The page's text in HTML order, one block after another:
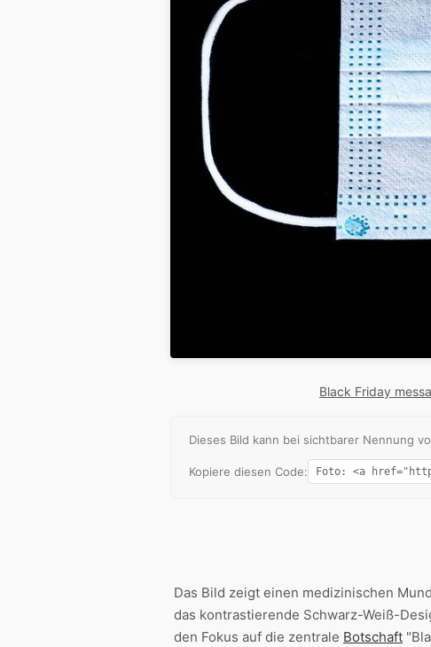
Black Friday
Dieses Bild kann bei sichtbarer Nennung
Kopiere diesen Code:
Das Bild zeigt einen medizinischen
das kontrastierende Schwarz-Weiß-
den Fokus auf die zentrale Botschaft